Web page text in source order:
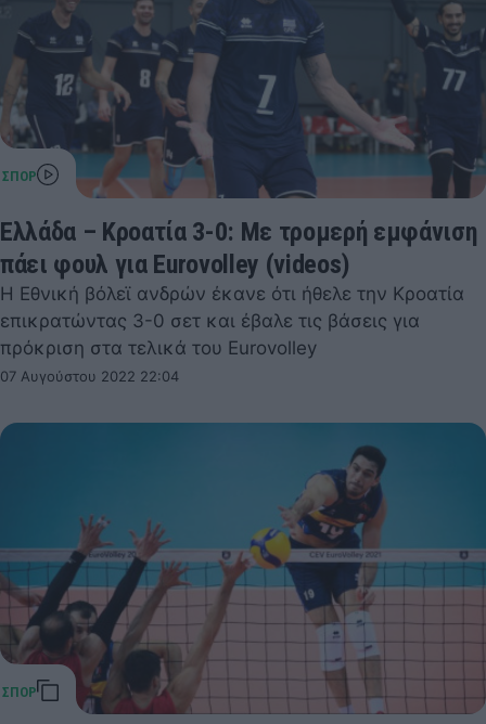
Ελλάδα – Κροατία 3-0: Mε τρομερή εμφάνιση
πάει φουλ για Eurovolley (videos)
Η Εθνική βόλεϊ ανδρών έκανε ότι ήθελε την Κροατία
επικρατώντας 3-0 σετ και έβαλε τις βάσεις για
πρόκριση στα τελικά του Eurovolley
07 Αυγούστου 2022 22:04